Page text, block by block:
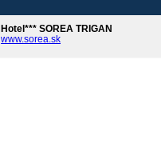
Hotel*** SOREA TRIGAN
www.sorea.sk